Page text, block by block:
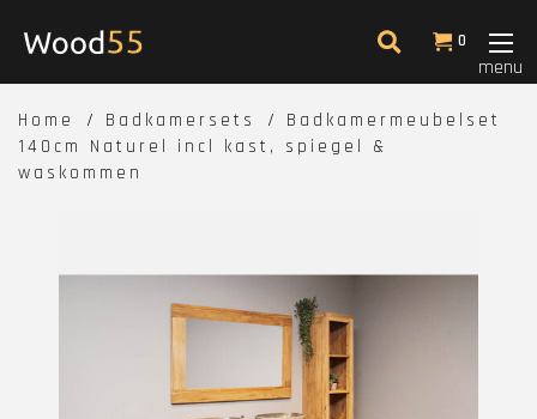
0
menu
Home Badkamersets
Badkamermeubelset
140cm Naturel incl kast, spiegel &
waskommen